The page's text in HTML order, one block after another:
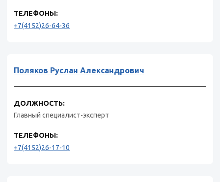
ТЕЛЕФОНЫ:
+7(4152)26-64-36
Поляков Руслан Александрович
ДОЛЖНОСТЬ:
Главный специалист-эксперт
ТЕЛЕФОНЫ:
+7(4152)26-17-10